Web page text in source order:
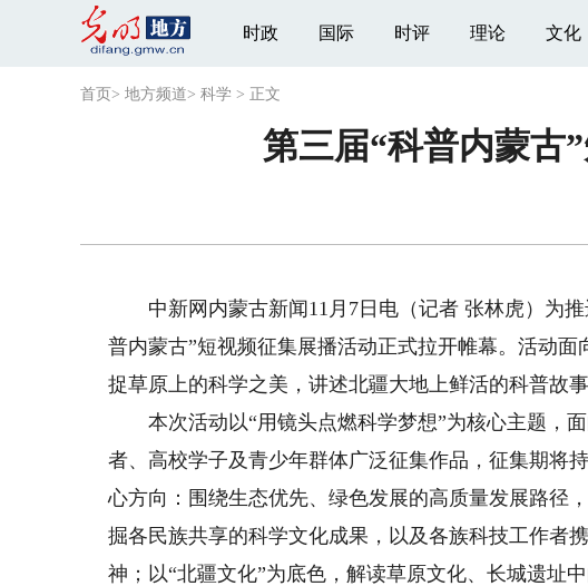
时政 国际 时评 理论 文化
首页 > 地方频道> 科学 > 正文
第三届“科普内蒙古
中新网内蒙古新闻11月7日电（记者 张林虎）为推
普内蒙古”短视频征集展播活动正式拉开帷幕。活动
捉草原上的科学之美，讲述北疆大地上鲜活的科普故事
本次活动以“用镜头点燃科学梦想”为核心主题，
者、高校学子及青少年群体广泛征集作品，征集期将
心方向：围绕生态优先、绿色发展的高质量发展路径
掘各民族共享的科学文化成果，以及各族科技工作者
神；以“北疆文化”为底色，解读草原文化、长城遗址